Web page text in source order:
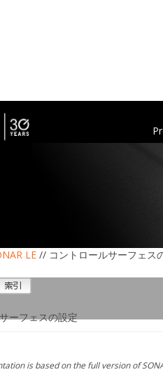
LE // コントロールサーフェス
ーフェスの設定
is based on the full version of